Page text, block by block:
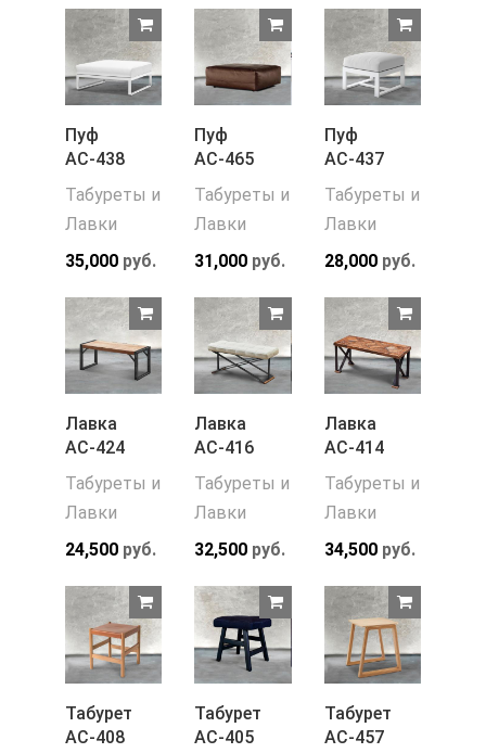
Пуф
АС-438
Табуреты и
Лавки
35,000 руб.
Пуф
АС-465
Табуреты и
Лавки
31,000 руб.
Пуф
АС-437
Табуреты и
Лавки
28,000руб.
Лавка
АС-424
Табуреты и
Лавки
24,500 руб.
Лавка
АС-416
Табуреты и
Лавки
32,500 руб.
Лавка
АС-414
Табуреты и
Лавки
34,500руб.
Табурет
АС-408
Табурет
АС-405
Табурет
АС-457